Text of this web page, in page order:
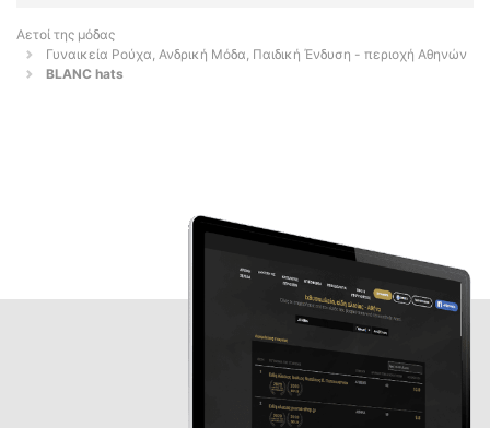
Αετοί της μόδας
Γυναικεία Ρούχα, Ανδρική Μόδα, Παιδική Ένδυση - περιοχή Αθηνών
BLANC hats